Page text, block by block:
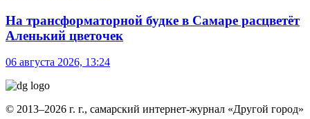
На трансформаторной будке в Самаре расцветёт
Аленький цветочек
06 августа 2026, 13:24
© 2013–2026 г. г., самарский интернет-журнал «Другой город»